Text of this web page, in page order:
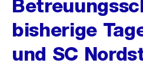
bisherige
und SC